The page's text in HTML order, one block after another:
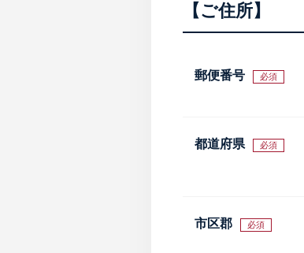
ご住所
郵便番号 必須
都道府県 必須
市区郡 必須